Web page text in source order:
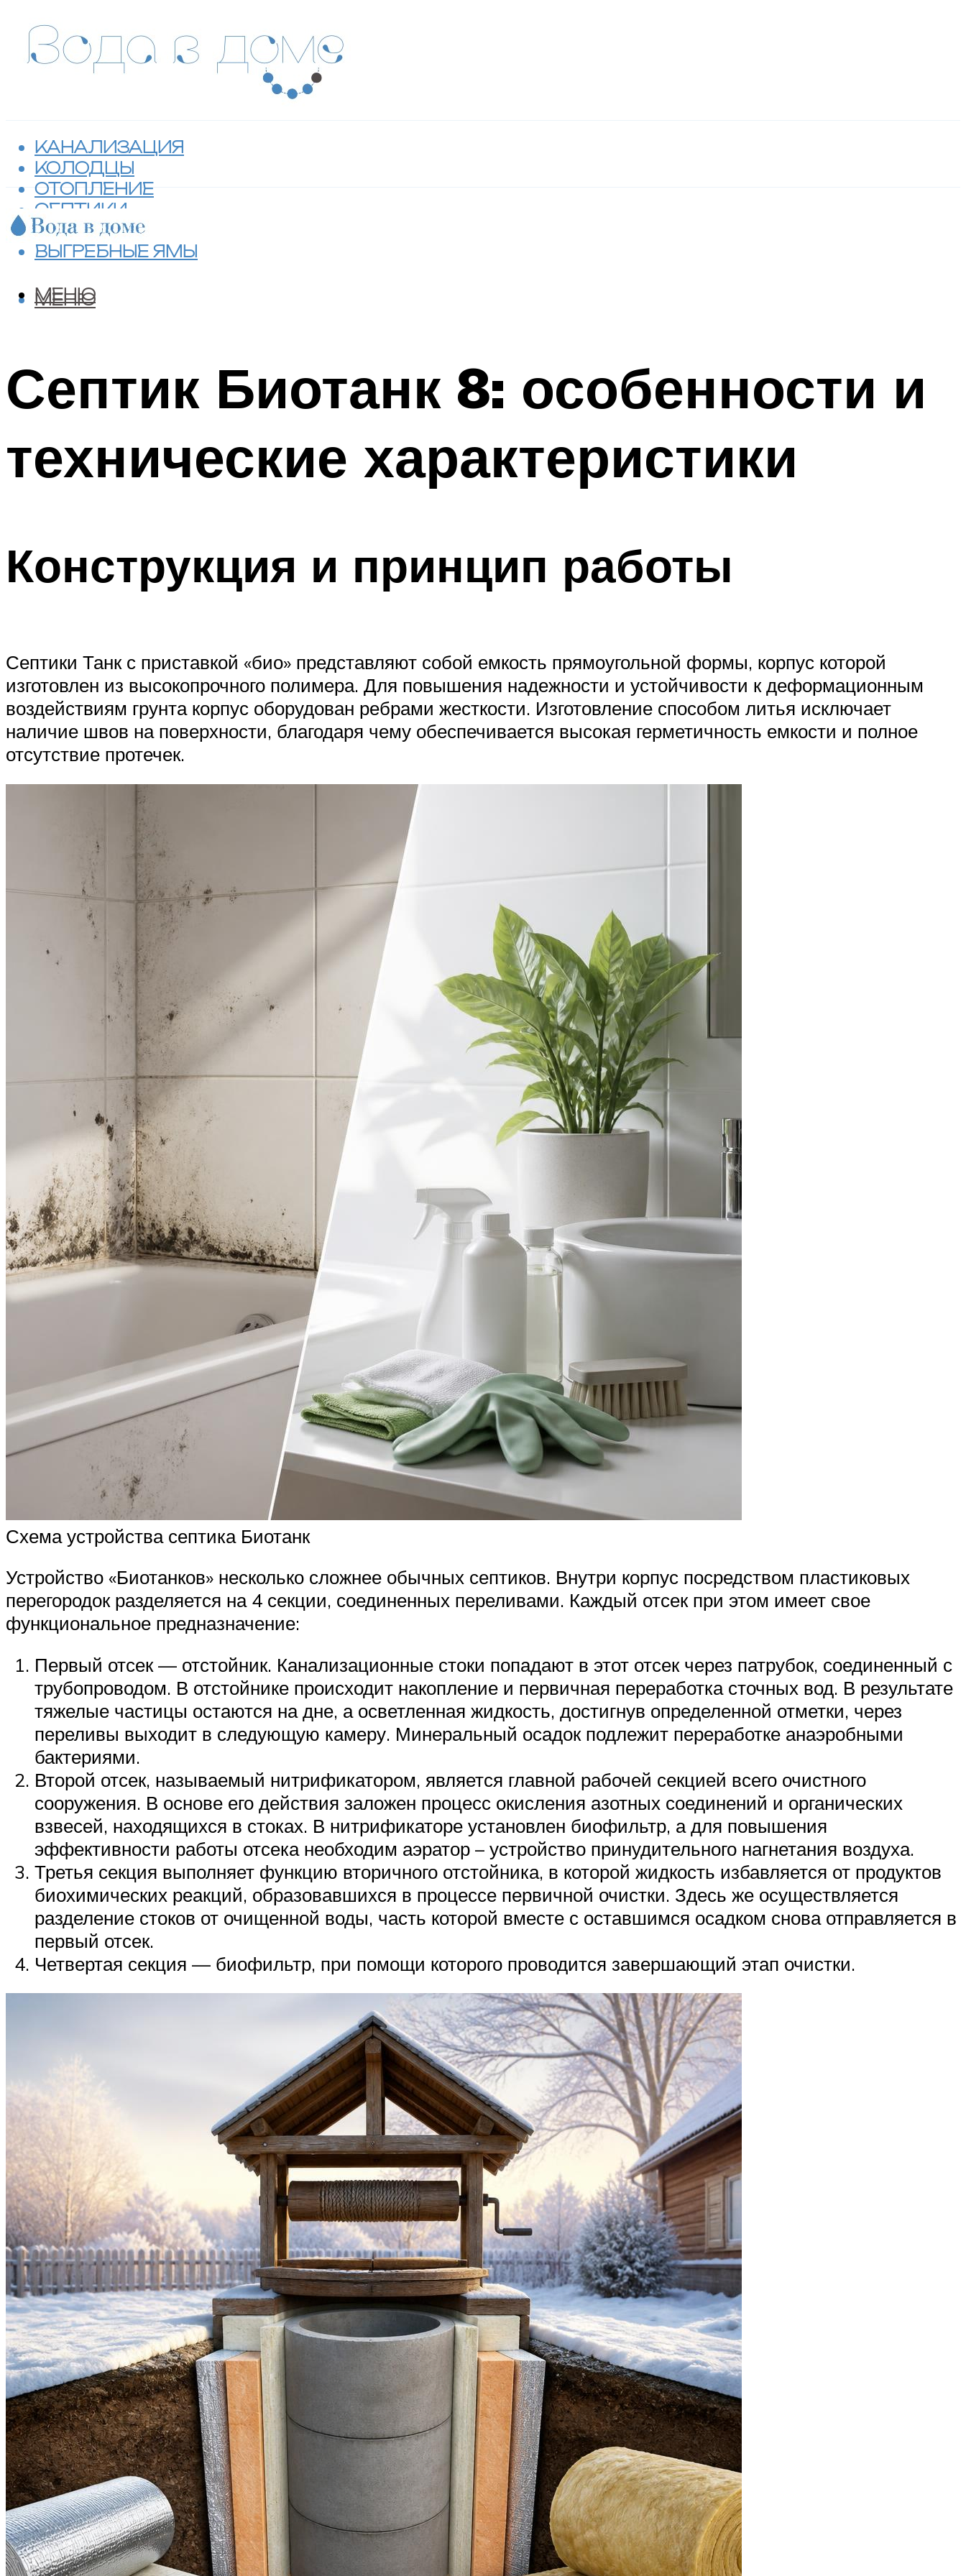
КАНАЛИЗАЦИЯ
КОЛОДЦЫ
ОТОПЛЕНИЕ
СЕПТИКИ
ТУАЛЕТЫ
ВЫГРЕБНЫЕ ЯМЫ
МЕНЮ
МЕНЮ
Септик Биотанк 8: особенности и
технические характеристики
Конструкция и принцип работы
Септики Танк с приставкой «био» представляют собой емкость прямоугольной формы, корпус которой
изготовлен из высокопрочного полимера. Для повышения надежности и устойчивости к деформационным
воздействиям грунта корпус оборудован ребрами жесткости. Изготовление способом литья исключает
наличие швов на поверхности, благодаря чему обеспечивается высокая герметичность емкости и полное
отсутствие протечек.
Схема устройства септика Биотанк
Устройство «Биотанков» несколько сложнее обычных септиков. Внутри корпус посредством пластиковых
перегородок разделяется на 4 секции, соединенных переливами. Каждый отсек при этом имеет свое
функциональное предназначение:
Первый отсек — отстойник. Канализационные стоки попадают в этот отсек через патрубок, соединенный с
трубопроводом. В отстойнике происходит накопление и первичная переработка сточных вод. В результате
тяжелые частицы остаются на дне, а осветленная жидкость, достигнув определенной отметки, через
переливы выходит в следующую камеру. Минеральный осадок подлежит переработке анаэробными
бактериями.
Второй отсек, называемый нитрификатором, является главной рабочей секцией всего очистного
сооружения. В основе его действия заложен процесс окисления азотных соединений и органических
взвесей, находящихся в стоках. В нитрификаторе установлен биофильтр, а для повышения
эффективности работы отсека необходим аэратор – устройство принудительного нагнетания воздуха.
Третья секция выполняет функцию вторичного отстойника, в которой жидкость избавляется от продуктов
биохимических реакций, образовавшихся в процессе первичной очистки. Здесь же осуществляется
разделение стоков от очищенной воды, часть которой вместе с оставшимся осадком снова отправляется в
первый отсек.
Четвертая секция — биофильтр, при помощи которого проводится завершающий этап очистки.